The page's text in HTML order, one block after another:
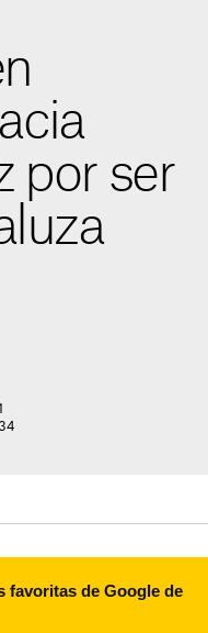
por ser
favoritas de Google de